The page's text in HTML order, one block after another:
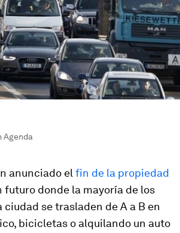
Agenda
anunciado el fin de la propiedad
futuro donde la mayoría de los
se trasladen de A a B en
bicicletas o alquilando un auto